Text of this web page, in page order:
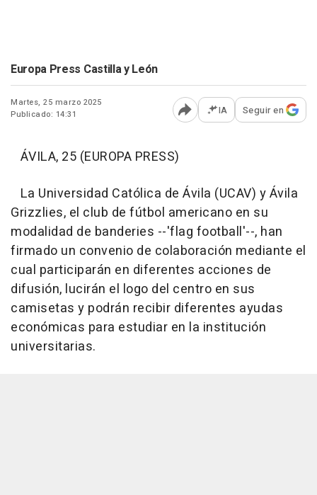
Europa Press Castilla y León
Martes, 25 marzo 2025
Publicado: 14:31
Abrir opciones para
IA Seguir en
ÁVILA, 25 (EUROPA PRESS)
La Universidad Católica de Ávila (UCAV) y Ávila
Grizzlies, el club de fútbol americano en su
modalidad de banderies --'flag football'--, han
firmado un convenio de colaboración mediante el
cual participarán en diferentes acciones de
difusión, lucirán el logo del centro en sus
camisetas y podrán recibir diferentes ayudas
económicas para estudiar en la institución
universitarias.